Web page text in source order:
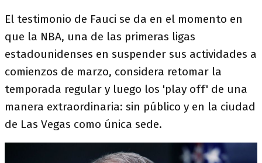
El testimonio de Fauci se da en el momento en
que la NBA, una de las primeras ligas
estadounidenses en suspender sus actividades a
comienzos de marzo, considera retomar la
temporada regular y luego los 'play off' de una
manera extraordinaria: sin público y en la ciudad
de Las Vegas como única sede.